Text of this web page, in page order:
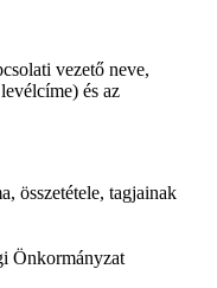
vezető neve,
és az
összetétele, tagjainak
Önkormányzat